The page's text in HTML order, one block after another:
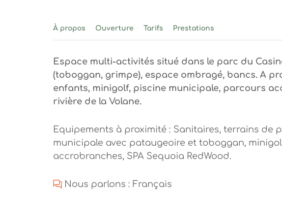
À propos Ouverture Tarifs Prestations
Espace multi-activités situé dans le parc du
(toboggan, grimpe), espace ombragé, bancs. A
enfants, minigolf, piscine municipale, parcours
rivière de la Volane.
Equipements à proximité : Sanitaires, terrains de
municipale avec pataugeoire et toboggan,
accrobranches, SPA Sequoia RedWood.
Nous parlons : Français